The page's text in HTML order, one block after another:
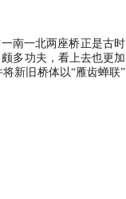
南一北两座桥正是古时
多功夫，看上去也更加
新旧桥体以“雁齿蝉联”